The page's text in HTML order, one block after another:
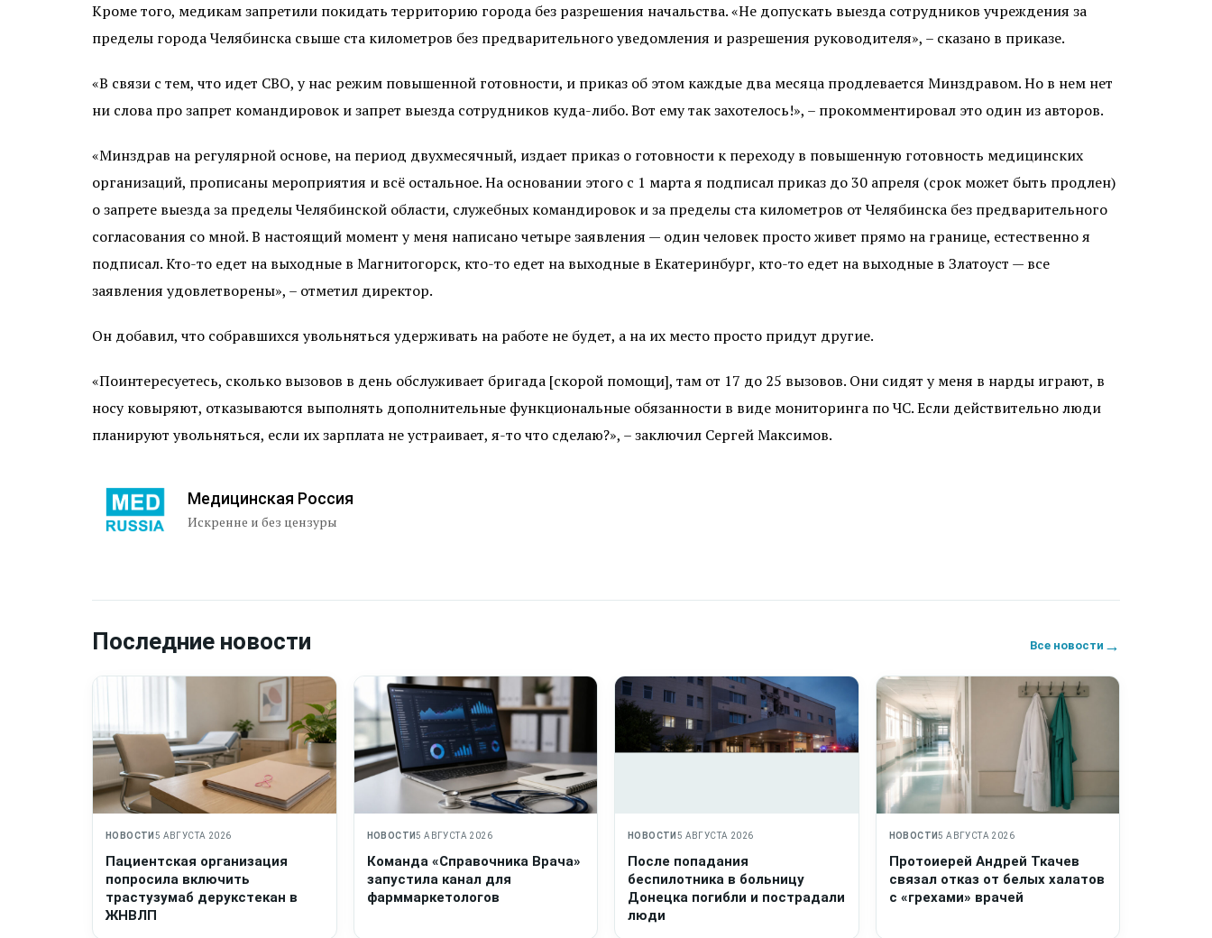
Кроме того, медикам запретили покидать территорию города без разрешения начальства. «Не допускать выезда сотрудников учреждения за
пределы города Челябинска свыше ста километров без предварительного уведомления и разрешения руководителя», – сказано в приказе.
«В связи с тем, что идет СВО, у нас режим повышенной готовности, и приказ об этом каждые два месяца продлевается Минздравом. Но в нем нет
ни слова про запрет командировок и запрет выезда сотрудников куда-либо. Вот ему так захотелось!», – прокомментировал это один из авторов.
«Минздрав на регулярной основе, на период двухмесячный, издает приказ о готовности к переходу в повышенную готовность медицинских
организаций, прописаны мероприятия и всё остальное. На основании этого с 1 марта я подписал приказ до 30 апреля (срок может быть продлен)
о запрете выезда за пределы Челябинской области, служебных командировок и за пределы ста километров от Челябинска без предварительного
согласования со мной. В настоящий момент у меня написано четыре заявления — один человек просто живет прямо на границе, естественно я
подписал. Кто-то едет на выходные в Магнитогорск, кто-то едет на выходные в Екатеринбург, кто-то едет на выходные в Златоуст — все
заявления удовлетворены», – отметил директор.
Он добавил, что собравшихся увольняться удерживать на работе не будет, а на их место просто придут другие.
«Поинтересуетесь, сколько вызовов в день обслуживает бригада [скорой помощи], там от 17 до 25 вызовов. Они сидят у меня в нарды играют, в
носу ковыряют, отказываются выполнять дополнительные функциональные обязанности в виде мониторинга по ЧС. Если действительно люди
планируют увольняться, если их зарплата не устраивает, я-то что сделаю?», – заключил Сергей Максимов.
Медицинская Россия
Искренне и без цензуры
Последние новости Все новости →
НОВОСТИ 5 АВГУСТА 2026
Пациентская организация
попросила включить
трастузумаб дерукстекан в
ЖНВЛП
НОВОСТИ5 АВГУСТА 2026
Команда «Справочника Врача»
запустила канал для
фарммаркетологов
НОВОСТИ 5 АВГУСТА 2026
После попадания
беспилотника в больницу
Донецка погибли и пострадали
люди
НОВОСТИ5 АВГУСТА 2026
Протоиерей Андрей Ткачев
связал отказ от белых халатов
с «грехами» врачей